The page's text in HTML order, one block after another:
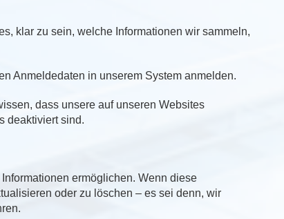
klar zu sein, welche Informationen wir sammeln,
Anmeldedaten in unserem System anmelden.
dass unsere auf unseren Websites
deaktiviert sind.
ermöglichen. Wenn diese
oder zu löschen – es sei denn, wir